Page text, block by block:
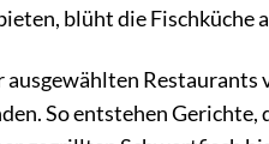
blüht die Fischküche
ausgewählten
So entstehen